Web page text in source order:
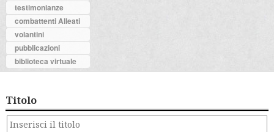
testimonianze
combattenti Alleati
volantini
pubblicazioni
biblioteca virtuale
Titolo